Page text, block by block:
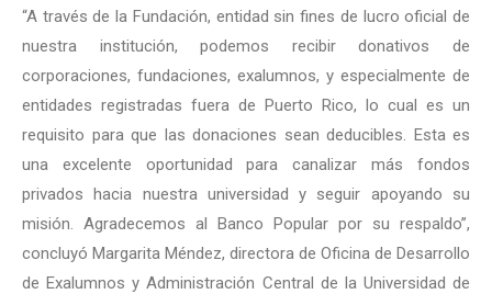
“A través de la Fundación, entidad sin fines de lucro oficial de
nuestra institución, podemos recibir donativos de
corporaciones, fundaciones, exalumnos, y especialmente de
entidades registradas fuera de Puerto Rico, lo cual es un
requisito para que las donaciones sean deducibles. Esta es
una excelente oportunidad para canalizar más fondos
privados hacia nuestra universidad y seguir apoyando su
misión. Agradecemos al Banco Popular por su respaldo”,
concluyó Margarita Méndez, directora de Oficina de Desarrollo
de Exalumnos y Administración Central de la Universidad de